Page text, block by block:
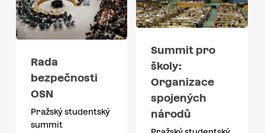
Rada
bezpečnosti
OSN
Pražský studentský
summit
Summit pro
školy:
Organizace
spojených
národů